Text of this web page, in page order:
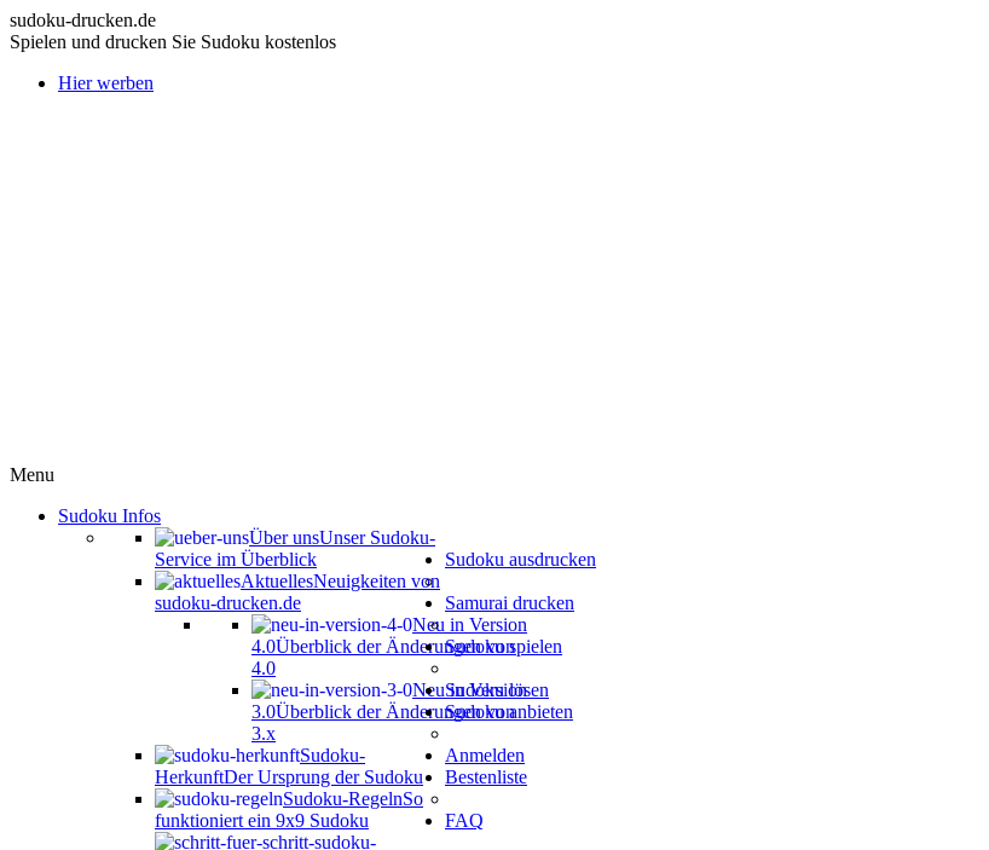
sudoku-drucken.de
Spielen und drucken Sie Sudoku kostenlos
Hier werben
Menu
Sudoku Infos
Über unsUnser Sudoku-
Service im Überblick
AktuellesNeuigkeiten von
sudoku-drucken.de
Neu in Version
4.0Überblick der Änderungen von
4.0
Neu in Version
3.0Überblick der Änderungen von
3.x
Sudoku-
HerkunftDer Ursprung der Sudoku
Sudoku-RegelnSo
funktioniert ein 9x9 Sudoku
Sudoku ausdrucken
Samurai drucken
Sudoku spielen
Sudoku lösen
Sudoku anbieten
Anmelden
Bestenliste
FAQ